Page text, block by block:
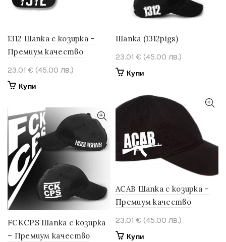
on
product
page
on
product
page
1312 Шапка с козирка –
Премиум качество
23.01 € (45.00 лв.)
Купи
Шапка (1312pigs)
23.01 € (45.00 лв.)
Купи
ACAB Шапка с козирка –
Премиум качество
23.01 € (45.00 лв.)
Купи
FCKCPS Шапка с козирка
– Премиум качество